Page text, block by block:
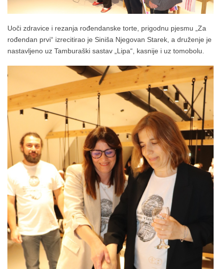
Uoči zdravice i rezanja rođendanske torte, prigodnu pjesmu „Za
rođendan prvi“ izrecitirao je Siniša Njegovan Starek, a druženje je
nastavljeno uz Tamburaški sastav „Lipa“, kasnije i uz tomobolu.